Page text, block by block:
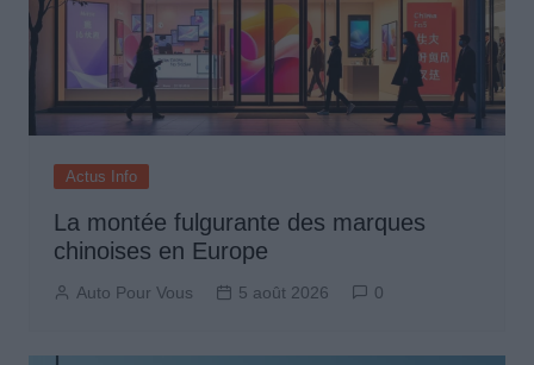
Actus Info
La montée fulgurante des marques
chinoises en Europe
Auto Pour Vous 5 août 2026 0